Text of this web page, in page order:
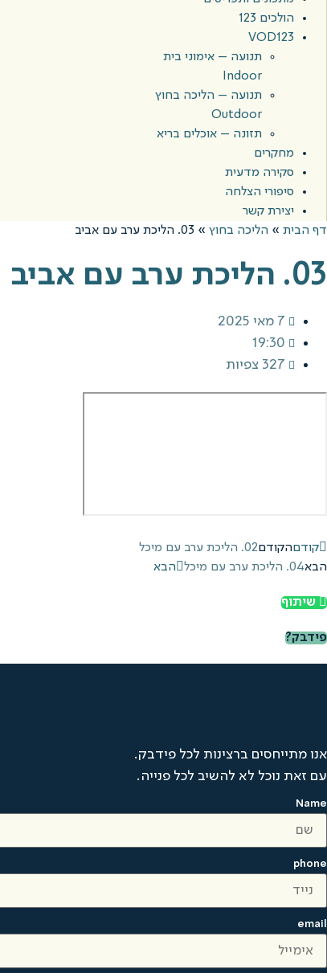
הולכים 123
VOD123
תנועה – אימוני בית
Indoor
תנועה – הליכה בחוץ
Outdoor
תזונה – אוכלים בריא
מחקרים
סקירה מדעית
סיפורי הצלחה
יצירת קשר
דף הבית » הליכה בחוץ » 03. הליכת ערב עם אביב
03. הליכת ערב עם אביב
7 מאי 2025
19:30
327 צפיות
קודםהקודם02. הליכת ערב עם מיכל
הבא04. הליכת ערב עם מיכל הבא
שיתוף
פידבק?
אנו מתייחסים ברצינות לכל פידבק.
עם זאת נוכל לא להשיב לכל פנייה.
Name
phone
email